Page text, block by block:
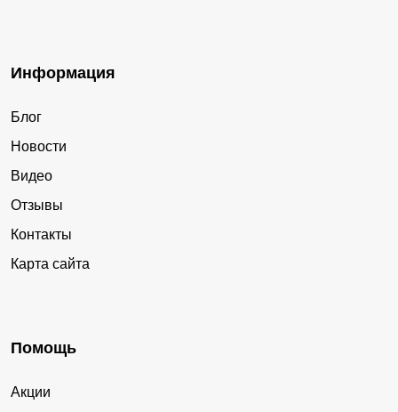
Информация
Блог
Новости
Видео
Отзывы
Контакты
Карта сайта
Помощь
Акции